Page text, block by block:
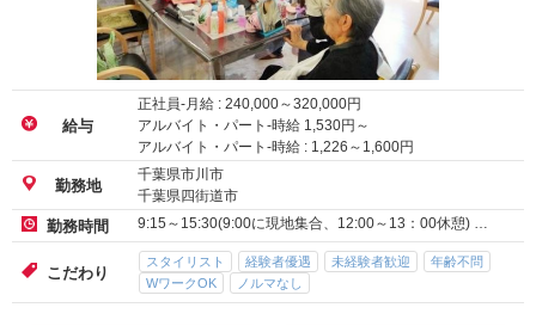
給与
正社員-月給 : 240,000～320,000円
アルバイト・パート-時給 1,530円～
アルバイト・パート-時給 : 1,226 ～ 1,600円
勤務地
千葉県市川市
千葉県四街道市
勤務時間 9:15～15:30(9:00に現地集合、12:00～13：00休憩) …
こだわり
スタイリスト 経験者優遇 未経験者歓迎
年齢不問
WワークOK
ノルマなし